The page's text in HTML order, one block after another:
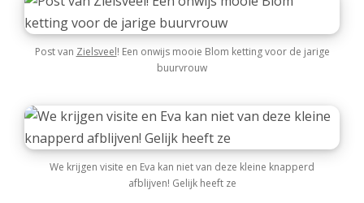
Post van Zielsveel! Een onwijs mooie Blom ketting voor de jarige
buurvrouw
We krijgen visite en Eva kan niet van deze kleine knapperd
afblijven! Gelijk heeft ze